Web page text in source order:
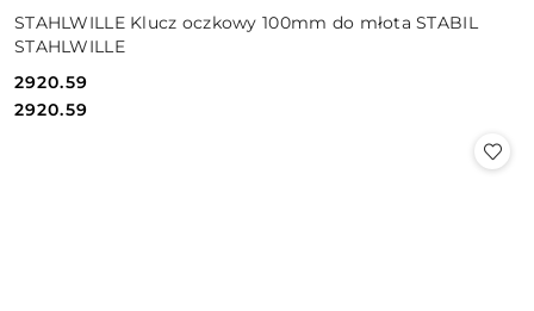
STAHLWILLE Klucz oczkowy 100mm do młota STABIL
STAHLWILLE
Cena:
2920.59
Cena:
2920.59